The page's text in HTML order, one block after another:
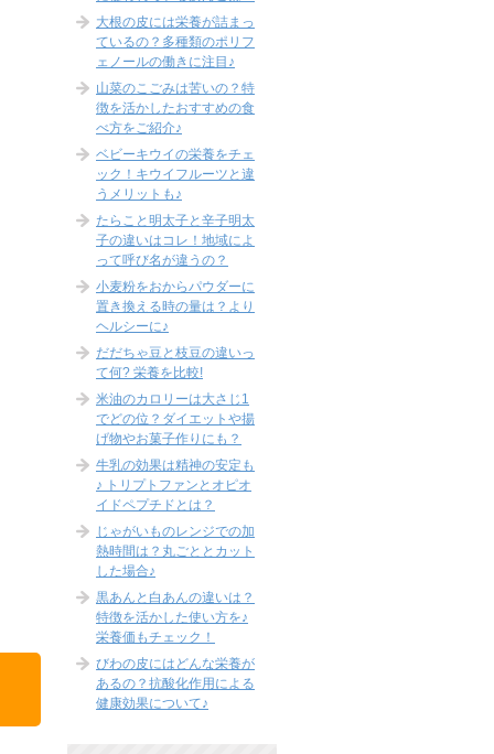
大根の皮には栄養が詰まっ
ているの？多種類のポリフ
ェノールの働きに注目♪
山菜のこごみは苦いの？特
徴を活かしたおすすめの食
べ方をご紹介♪
ベビーキウイの栄養をチェ
ック！キウイフルーツと違
うメリットも♪
たらこと明太子と辛子明太
子の違いはコレ！地域によ
って呼び名が違うの？
小麦粉をおからパウダーに
置き換える時の量は？より
ヘルシーに♪
だだちゃ豆と枝豆の違いっ
て何? 栄養を比較!
米油のカロリーは大さじ1
でどの位？ダイエットや揚
げ物やお菓子作りにも？
牛乳の効果は精神の安定も
♪ トリプトファンとオピオ
イドペプチドとは？
じゃがいものレンジでの加
熱時間は？丸ごととカット
した場合♪
黒あんと白あんの違いは？
特徴を活かした使い方を♪
栄養価もチェック！
びわの皮にはどんな栄養が
あるの？抗酸化作用による
健康効果について♪